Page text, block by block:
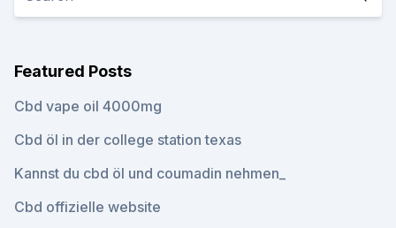
Featured Posts
Cbd vape oil 4000mg
Cbd öl in der college station texas
Kannst du cbd öl und coumadin nehmen_
Cbd offizielle website